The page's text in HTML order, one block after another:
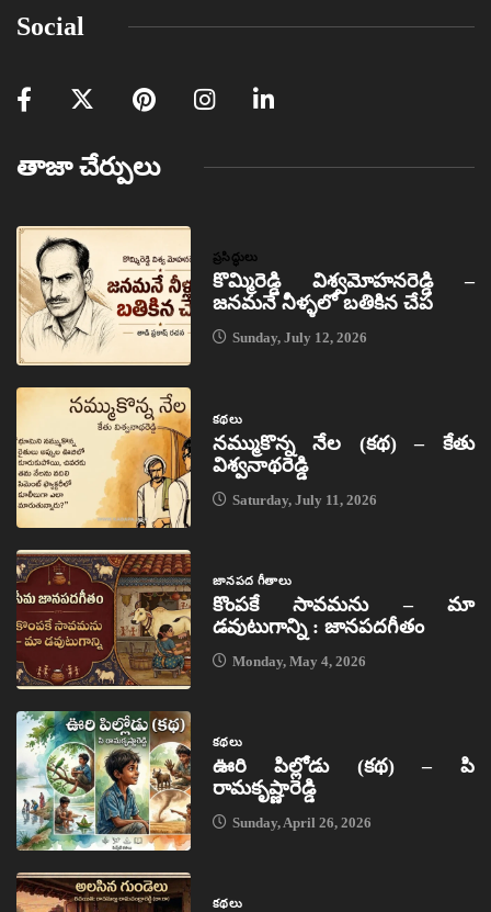
Social
తాజా చేర్పులు
ప్రసిద్ధులు
కొమ్మిరెడ్డి విశ్వమోహనరెడ్డి –
జనమనే నీళ్ళలో బతికిన చేప
Sunday, July 12, 2026
కథలు
నమ్ముకొన్న నేల (కథ) – కేతు
విశ్వనాథరెడ్డి
Saturday, July 11, 2026
జానపద గీతాలు
కొంపకే సావమను – మా
డవుటుగాన్ని : జానపదగీతం
Monday, May 4, 2026
కథలు
ఊరి పిల్లోడు (కథ) – పి
రామకృష్ణారెడ్డి
Sunday, April 26, 2026
కథలు